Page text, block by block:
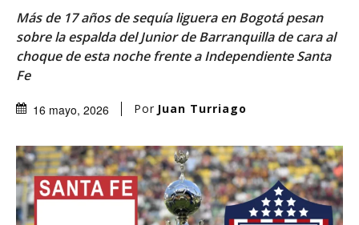
Más de 17 años de sequía liguera en Bogotá pesan
sobre la espalda del Junior de Barranquilla de cara al
choque de esta noche frente a Independiente Santa
Fe
16 mayo, 2026 Por Juan Turriago